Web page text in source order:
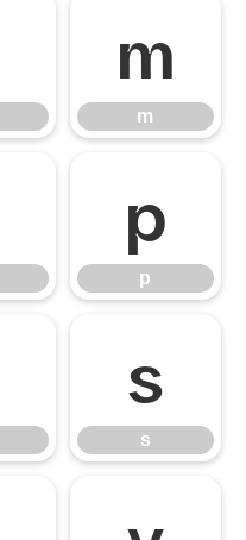
m
m
p
p
s
s